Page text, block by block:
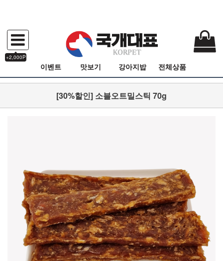
+2,000P
이벤트 맛보기 강아지밥 전체상품
[30%할인] 소블오트밀스틱 70g